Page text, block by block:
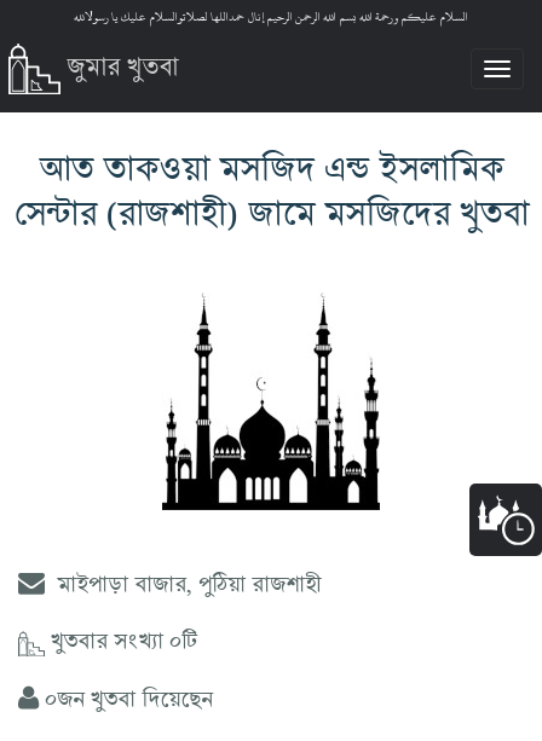
السلام عليكم ورحمة الله بسم الله الرحمن الرحيم إنال حمداللها لصلاتوالسلام عليك يا رسولالله
জুমার খুতবা
আত তাকওয়া মসজিদ এন্ড ইসলামিক
সেন্টার (রাজশাহী) জামে মসজিদের খুতবা
মাইপাড়া বাজার, পুঠিয়া রাজশাহী
খুতবার সংখ্যা ০টি
০জন খুতবা দিয়েছেন